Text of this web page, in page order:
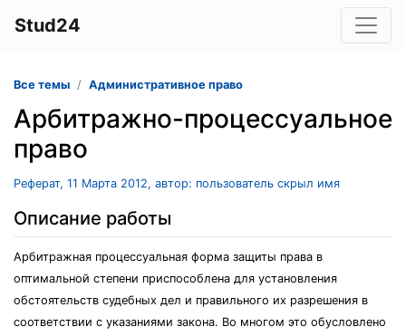
Stud24
Все темы Административное право
Арбитражно-процессуальное
право
Реферат, 11 Марта 2012, автор: пользователь скрыл имя
Описание работы
Арбитражная процессуальная форма защиты права в
оптимальной степени приспособлена для установления
обстоятельств судебных дел и правильного их разрешения в
соответствии с указаниями закона. Во многом это обусловлено